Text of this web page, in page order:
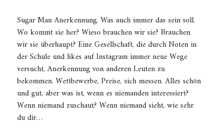
Sugar Man Anerkennung. Was auch immer das sein soll.
Wo kommt sie her? Wieso brauchen wir sie? Brauchen
wir sie überhaupt? Eine Gesellschaft, die durch Noten in
der Schule und likes auf Instagram immer neue Wege
versucht, Anerkennung von anderen Leuten zu
bekommen. Wettbewerbe, Preise, sich messen. Alles schön
und gut, aber was ist, wenn es niemanden interessiert?
Wenn niemand zuschaut? Wenn niemand sieht, wie sehr
du dir…